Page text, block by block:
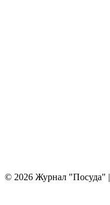
© 2026 Журнал "Посуда" |